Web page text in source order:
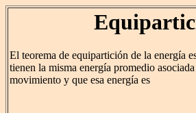
El teorema de equipartición de la energía
tienen la misma energía promedio
movimiento y que esa energía es